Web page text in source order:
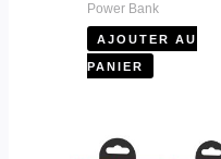
Power Bank
AJOUTER AU
PANIER